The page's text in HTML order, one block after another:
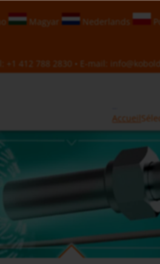
Magyar Nederlands
+1 412 788 2830 • E-mail:
Accueil